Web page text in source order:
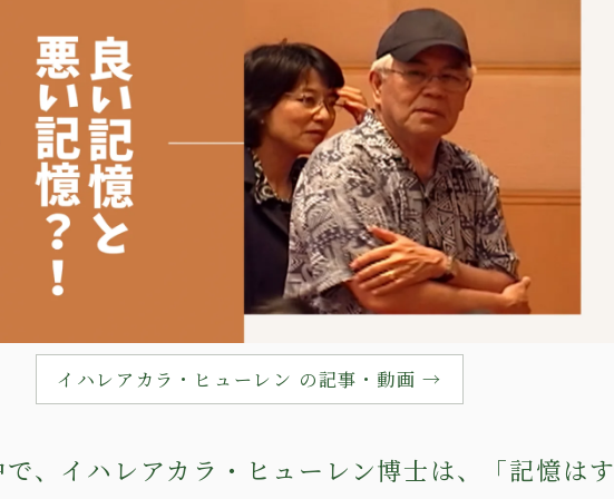
イハレアカラ・ヒューレン の記事・動画 →
、イハレアカラ・ヒューレン博士は、「記憶はす